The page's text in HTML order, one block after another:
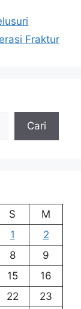
Fraktur
Cari
S
M
1
2
8
9
15
16
22
23